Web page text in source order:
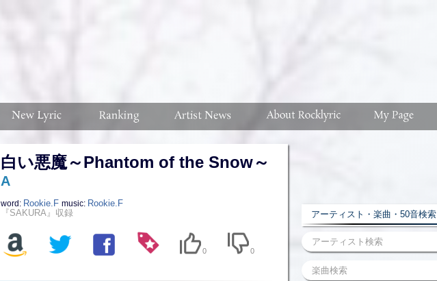
白い悪魔～Phantom of the Snow～
A
word: Rookie.F music: Rookie.F
『SAKURA』収録
0 0
アーティスト・楽曲・50音検索